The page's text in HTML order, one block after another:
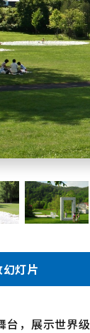
，展示世界
灯片